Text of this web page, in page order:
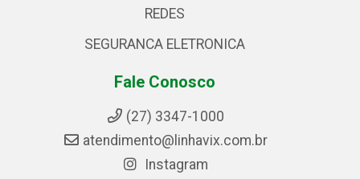
REDES
SEGURANCA ELETRONICA
Fale Conosco
(27) 3347-1000
atendimento@linhavix.com.br
Instagram